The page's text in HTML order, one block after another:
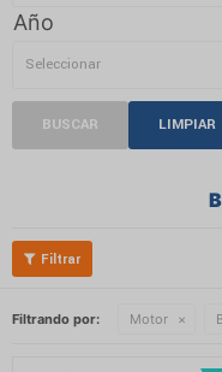
Año
BUSCAR LIMPIAR
Filtrando por: Motor